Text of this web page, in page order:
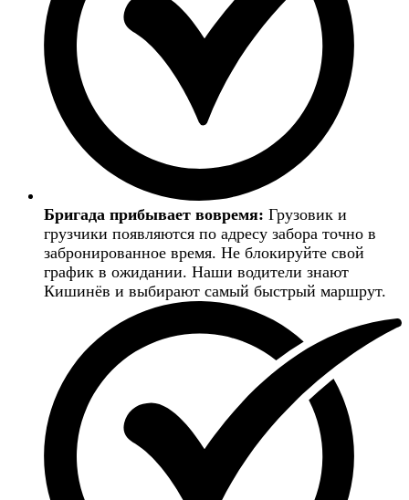
Бригада прибывает вовремя: Грузовик и
грузчики появляются по адресу забора точно в
забронированное время. Не блокируйте свой
график в ожидании. Наши водители знают
Кишинёв и выбирают самый быстрый маршрут.